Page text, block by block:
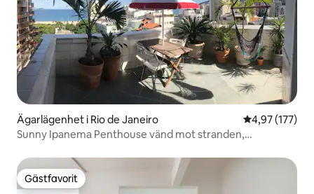
Ägarlägenhet i Rio de Janeiro 4,97 av 5 i
4,97 (177)
Sunny Ipanema Penthouse vänd mot stranden,
Gästfavorit
Gästfavorit